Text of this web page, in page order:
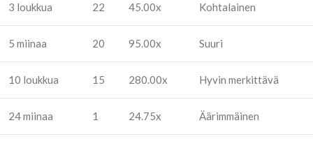
3 loukkua 22 45.00x Kohtalainen
5 miinaa 20 95.00x Suuri
10 loukkua 15 280.00x Hyvin merkittävä
24 miinaa 1 24.75x Äärimmäinen